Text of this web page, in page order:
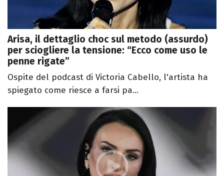
Arisa, il dettaglio choc sul metodo (assurdo)
per sciogliere la tensione: “Ecco come uso le
penne rigate”
Ospite del podcast di Victoria Cabello, l'artista ha
spiegato come riesce a farsi pa...